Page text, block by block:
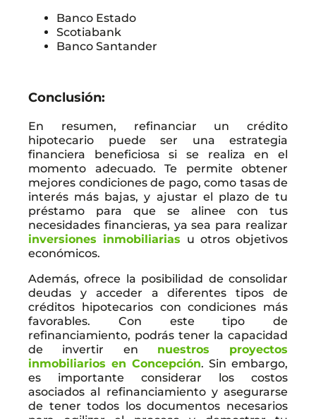
Banco Estado
Scotiabank
Banco Santander
Conclusión:
En resumen, refinanciar un crédito
hipotecario puede ser una estrategia
financiera beneficiosa si se realiza en el
momento adecuado. Te permite obtener
mejores condiciones de pago, como tasas de
interés más bajas, y ajustar el plazo de tu
préstamo para que se alinee con tus
necesidades financieras, ya sea para realizar
inversiones inmobiliarias u otros objetivos
económicos.
Además, ofrece la posibilidad de consolidar
deudas y acceder a diferentes tipos de
créditos hipotecarios con condiciones más
favorables. Con este tipo de
refinanciamiento, podrás tener la capacidad
de invertir en nuestros proyectos
inmobiliarios en Concepción. Sin embargo,
es importante considerar los costos
asociados al refinanciamiento y asegurarse
de tener todos los documentos necesarios